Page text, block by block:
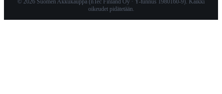
© 2026 Suomen Akkukauppa (nTec Finland Oy · Y-tunnus 1980160-9). Kaikki
oikeudet pidätetään.